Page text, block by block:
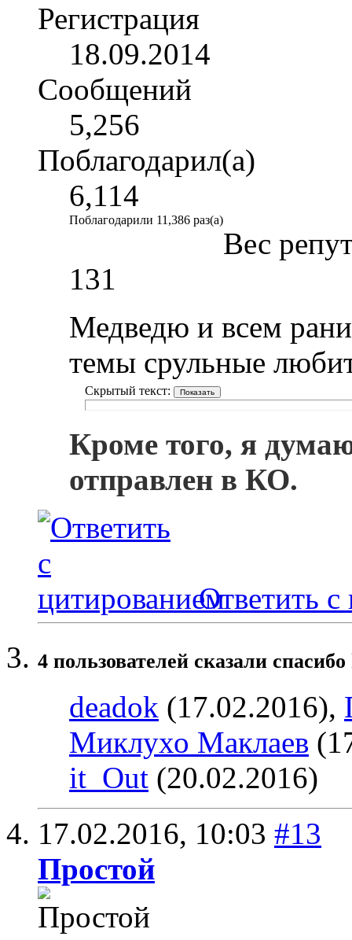
Регистрация
18.09.2014
Сообщений
5,256
Поблагодарил(а)
6,114
Поблагодарили 11,386 раз(а)
Вес
131
Медведю и всем
темы срульные
Скрытый текст:
Кроме того, я
отправлен в КО.
Ответить с
4 пользователей сказали
deadok (17.02.2016),
Миклухо Маклаев
it_Out (20.02.2016)
17.02.2016, 10:03 #13
Простой